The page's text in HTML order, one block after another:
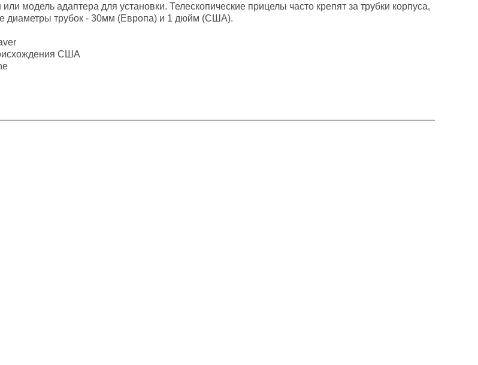
или модель адаптера для установки. Телескопические прицелы часто крепят за трубки корпуса,
диаметры трубок - 30мм (Европа) и 1 дюйм (США).
США